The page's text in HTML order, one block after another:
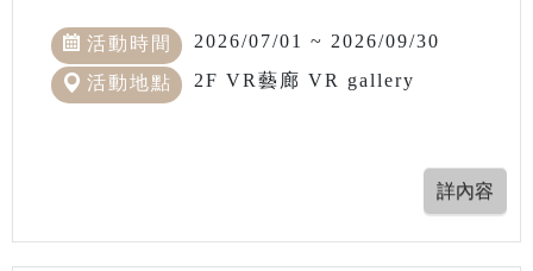
活動時間 2026/07/01 ~ 2026/09/30
活動地點 2F VR藝廊 VR gallery